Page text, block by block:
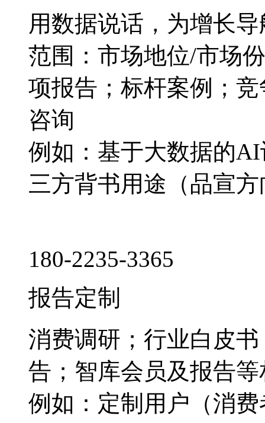
用数据说话，为增长导
范围：市场地位/市场
项报告；标杆案例；
咨询
例如：基于大数据的
三方背书用途（品宣
180-2235-3365
报告定制
消费调研；行业白皮
告；智库会员及报告
例如：定制用户（消